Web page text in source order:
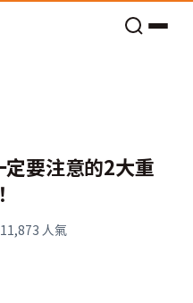
要注意的2大重
11,873 人氣